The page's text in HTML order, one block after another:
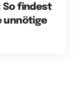
So findest
unnötige